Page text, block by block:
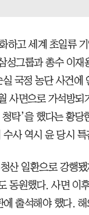
하고 세계 초일류
성그룹과 총수 이재
국정 농단 사건에
사면으로 가석방
탁’을 했다는 황
사 역시 윤 당시
산 일환으로 강행
동원했다. 사면 이
출석해야 했다.